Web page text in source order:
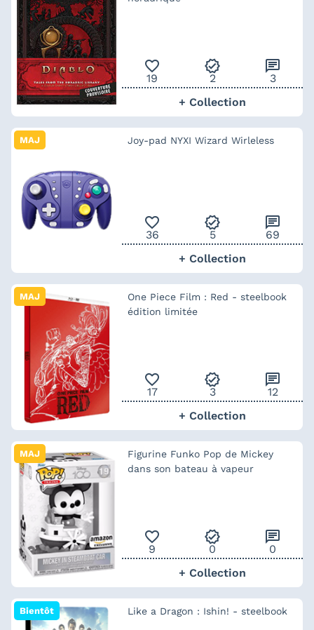
favorite_outline
19
verified
2
chat
3
+ Collection
MAJ Joy-pad NYXI Wizard Wirleless
favorite_outline
36
verified
5
chat
69
+ Collection
MAJ
One Piece Film : Red - steelbook
édition limitée
favorite_outline
17
verified
3
chat
12
+ Collection
MAJ
Figurine Funko Pop de Mickey
dans son bateau à vapeur
favorite_outline
9
verified
0
chat
0
+ Collection
Bientôt Like a Dragon : Ishin! - steelbook